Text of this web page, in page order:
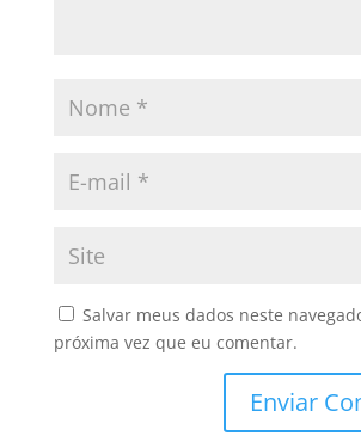
Salvar meus dados neste
próxima vez que eu comentar.